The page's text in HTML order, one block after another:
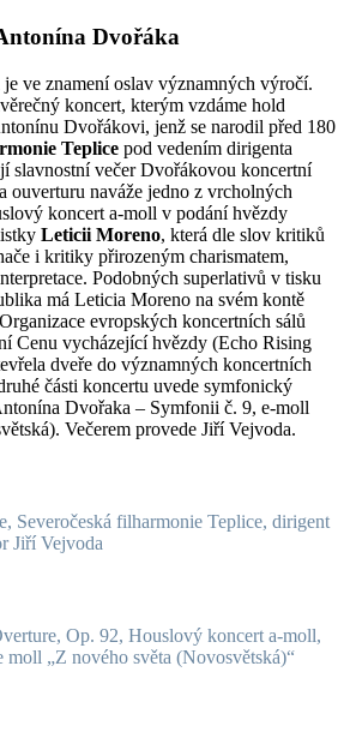
Dvořáka
ve znamení oslav významných výročí.
koncert, kterým vzdáme hold
Dvořákovi, jenž se narodil před 180
Teplice pod vedením dirigenta
slavnostní večer Dvořákovou koncertní
ouverturu naváže jedno z vrcholných
koncert a-moll v podání hvězdy
Leticii Moreno, která dle slov kritiků
i kritiky přirozeným charismatem,
Podobných superlativů v tisku
má Leticia Moreno na svém kontě
evropských koncertních sálů
Cenu vycházející hvězdy (Echo Rising
dveře do významných koncertních
části koncertu uvede symfonický
Dvořaka – Symfonii č. 9, e-moll
Večerem provede Jiří Vejvoda.
Severočeská filharmonie Teplice, dirigent
Jiří Vejvoda
Op. 92, Houslový koncert a-moll,
„Z nového světa (Novosvětská)“